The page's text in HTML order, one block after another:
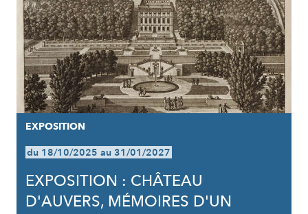
EXPOSITION
du 18/10/2025 au 31/01/2027
EXPOSITION : CHÂTEAU
D'AUVERS, MÉMOIRES D'UN